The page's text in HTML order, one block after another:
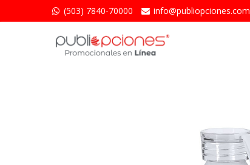
(503) 7840-70000 info@publiopciones.​com